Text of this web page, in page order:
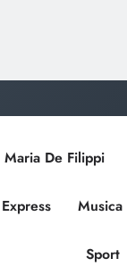
De Filippi
Musica
Sport